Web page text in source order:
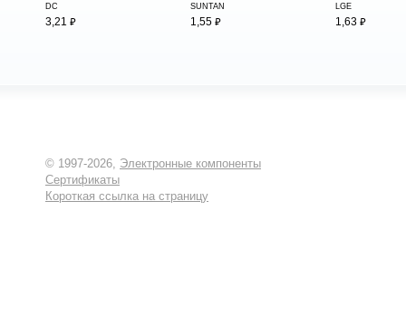
DC
3,21 ⃏
SUNTAN
1,55 ⃏
LGE
1,63 ⃏
© 1997-2026, Электронные компоненты
Сертификаты
Короткая ссылка на страницу